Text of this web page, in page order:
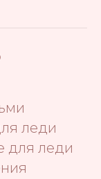
леди
для леди